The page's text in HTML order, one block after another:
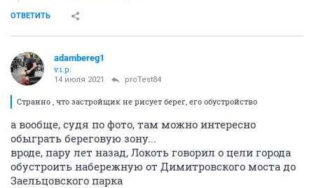
ОТВЕТИТЬ
adambereg1
v.i.p.
14 июля 2021 proTest84
Странно , что застройщик не рисует берег, его обустройство
а вообще, судя по фото, там можно интересно
обыграть береговую зону...
вроде, пару лет назад, Локоть говорил о цели города
обустроить набережную от Димитровского моста до
Заельцовского парка